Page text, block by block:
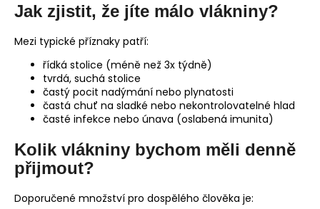
Jak zjistit, že jíte málo vlákniny?
Mezi typické příznaky patří:
řídká stolice (méně než 3x týdně)
tvrdá, suchá stolice
častý pocit nadýmání nebo plynatosti
častá chuť na sladké nebo nekontrolovatelné hlad
časté infekce nebo únava (oslabená imunita)
Kolik vlákniny bychom měli denně
přijmout?
Doporučené množství pro dospělého člověka je: